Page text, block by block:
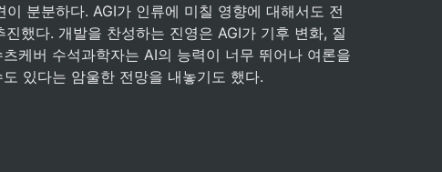
분분하다. AGI가 인류에 미칠 영향에 대해서도 전
했다. 개발을 찬성하는 진영은 AGI가 기후 변화, 질
케버 수석과학자는 AI의 능력이 너무 뛰어나 여론을
있다는 암울한 전망을 내놓기도 했다.